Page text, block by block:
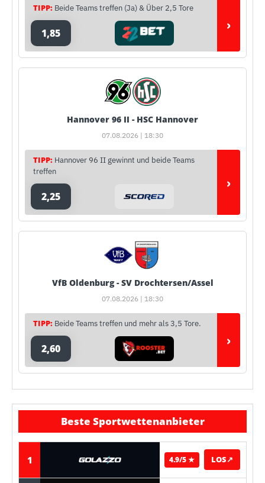
TIPP: Beide Teams treffen (Ja) & Über 2,5 Tore
1,85 ›
Hannover 96 II - HSC Hannover
07.08.2026 | 18:30
TIPP: Hannover 96 II gewinnt und beide Teams
treffen
2,25
›
VfB Oldenburg - SV Drochtersen/Assel
07.08.2026 | 18:30
TIPP: Beide Teams treffen und mehr als 3,5 Tore.
2,60 ›
Beste Sportwettenanbieter
1 4.9/5 ★ LOS↗